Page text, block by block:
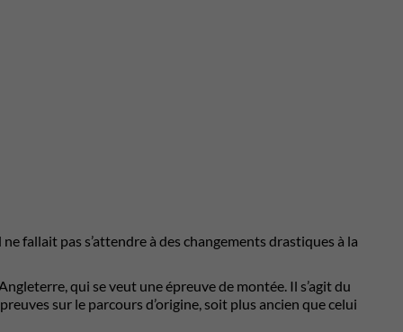
fallait pas s’attendre à des changements drastiques à la
qui se veut une épreuve de montée. Il s’agit du
sur le parcours d’origine, soit plus ancien que celui